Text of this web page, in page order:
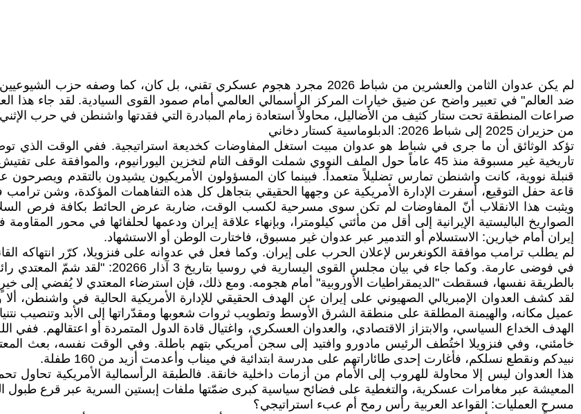
لم يكن عدوان الثامن والعشرين من شباط 2026 مجرد هجوم عسكري تقني، بل كان، كما
ضد العالم" في تعبير واضح عن ضيق خيارات المركز الرأسمالي العالمي أمام صمود القوى السيادية. لقد جاء هذا
صراعات المنطقة تحت ستار كثيف من الأضاليل، محاولاً استعادة زمام المبادرة التي فقدتها واشنطن في حرب الإثني
من حزيران 2025 إلى شباط 2026: الدبلوماسية كستار دخاني
تؤكد الوثائق أن ما جرى في شباط هو عدوان مبيت استغل المفاوضات كخديعة استراتيجية. ففي الوقت الذي
تاريخية غير مسبوقة منذ 45 عاماً حول الملف النووي شملت الوقف التام لتخزين اليورانيوم،
قنبلة نووية، كانت واشنطن تمارس تضليلاً متعمداً. فبينما كان المسؤولون الأمريكيون يشيدون بالتقدم ويصرحون
ويثبت هذا الانقلاب أنّ المفاوضات لم تكن سوى مسرحية لكسب الوقت، ضاربة عرض الحائط بكافة فرص
الصواريخ الباليستية الإيرانية إلى أقل من مأئتي كيلومترا، وبإنهاء علاقة إيران ودعمها لحلفائها في محور
إيران أمام خيارين: الاستسلام أو التدمير عبر عدوان غير مسبوق، فاختارت الوطن أو الاستشهاد.
لم يطلب ترامب موافقة الكونغرس لإعلان الحرب على إيران. وكما فعل في عدوانه على فنزويلا، كرّر انتهاكه
في فوضى عارمة. وكما جاء في بيان مجلس
بالطريقة نفسها، فسقطت "الديمقراطيات الأوروبية" أمام هجومه. ومع ذلك، فإن استرضاء المعتدي لا يُفضي إلى
لقد كشف العدوان الإمبريالي الصهيوني على إيران عن الهدف الحقيقي للإدارة الأمريكية الحالية في واشنطن،
عميل مكانه، والهيمنة المطلقة على منطقة الشرق الأوسط وتطويب ثروات شعوبها ومقدّراتها إلى الأبد وتنصيب
الهدف الخداع السياسي، والابتزاز الاقتصادي، والعدوان العسكري، واغتيال قادة الدول المتمردة أو اعتقالهم.
خامئني، وفي فنزويلا اختُطف الرئيس مادورو وافتيد إلى سجن أمريكي بتهم باطلة. وفي الوقت نفسه، بعث
نبيدكم ونقطع نسلكم، فأغارت إحدى طائاراتهم على مدرسة ابتدائية في ميناب وأعدمت أزيد من 160 طفلة.
هذا العدوان ليس إلا محاولة للهروب إلى الأمام من أزمات داخلية خانقة. فالطبقة الرأسمالية الأمريكية تحاول
المعيشة عبر مغامرات عسكرية، والتغطية على فضائح سياسية كبرى ضمّتها ملفات إبستين السرية عبر قرع طبول
مسرح العمليات: القواعد العربية رأس رمح أم عبء استراتيجي؟